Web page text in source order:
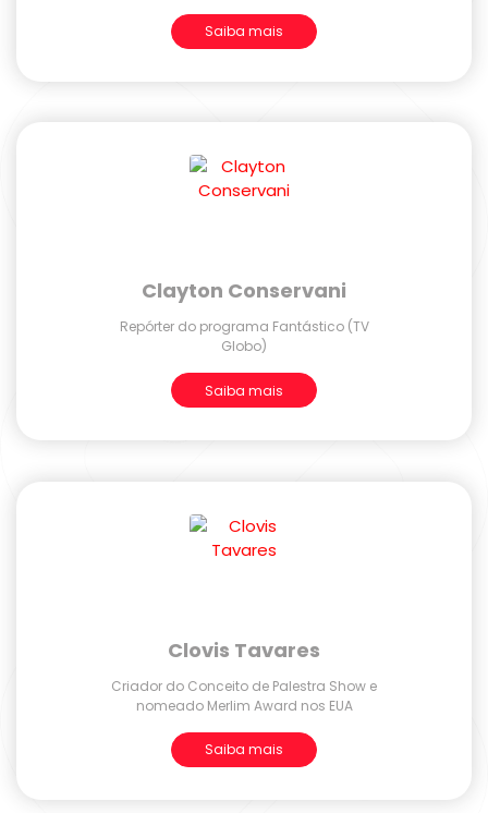
Saiba mais
Clayton Conservani
Repórter do programa Fantástico (TV
Globo)
Saiba mais
Clovis Tavares
Criador do Conceito de Palestra Show e
nomeado Merlim Award nos EUA
Saiba mais